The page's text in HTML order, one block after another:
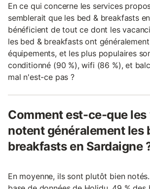
En ce qui concerne les services
semblerait que les bed & breakfasts
bénéficient de tout ce dont les
les bed & breakfasts ont
équipements, et les plus populaires
conditionné (90 %), wifi (86 %), et
mal n'est-ce pas ?
Comment est-ce-que
notent généralement les
breakfasts en Sardaigne
En moyenne, ils sont plutôt bien